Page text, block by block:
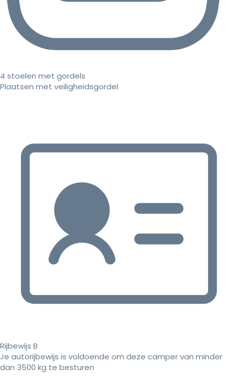
4 stoelen met gordels
Plaatsen met veiligheidsgordel
Rijbewijs B
Je autorijbewijs is voldoende om deze camper van minder
dan 3500 kg te besturen